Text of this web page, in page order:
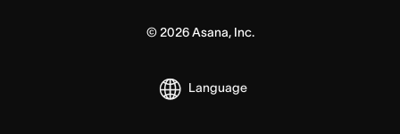
© 2026Asana, Inc.
Language